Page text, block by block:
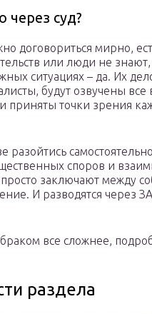
через суд?
договориться мирно,
или люди не знают,
ситуациях – да. Их
будут озвучены
и приняты точки зрения
разойтись
споров и
заключают между
И разводятся через
все сложнее,
раздела